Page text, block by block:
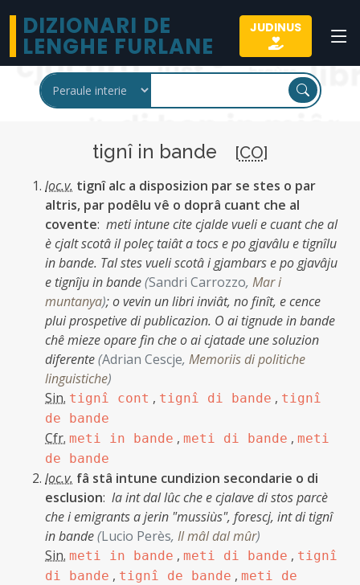
DIZIONARI DE
LENGHE FURLANE
JUDINUS
tignî in bande [CO]
loc.v. tignî alc a disposizion par se stes o par
altris, par podêlu vê o doprâ cuant che al
covente: meti intune cite cjalde vueli e cuant che al
è cjalt scotâ il poleç taiât a tocs e po gjavâlu e tignîlu
in bande. Tal stes vueli scotâ i gjambars e po gjavâju
e tignîju in bande(Sandri Carrozzo, Mar i
muntanya);o vevin un libri inviât, no finît, e cence
plui prospetive di publicazion. O ai tignude in bande
chê mieze opare fin che o ai cjatade une soluzion
diferente(Adrian Cescje, Memoriis di politiche
linguistiche)
Sin. tignî cont , tignî di bande , tignî
de bande
Cfr. meti in bande , meti di bande , meti
de bande
loc.v. fâ stâ intune cundizion secondarie o di
esclusion: la int dal lûc che e cjalave di stos parcè
che i emigrants a jerin "mussiùs", forescj, int di tignî
in bande(Lucio Perès, Il mâl dal mûr)
Sin. meti in bande , meti di bande , tignî
di bande , tignî de bande , meti de